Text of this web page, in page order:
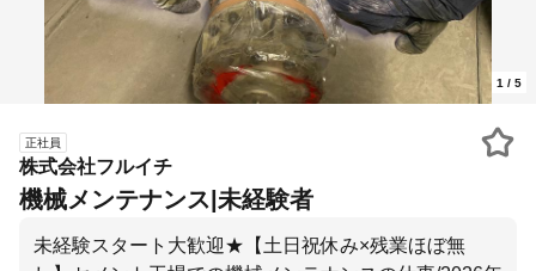
1 / 5
正社員
株式会社フルイチ
機械メンテナンス|未経験者
未経験スタート大歓迎★【土日祝休み×残業ほぼ無